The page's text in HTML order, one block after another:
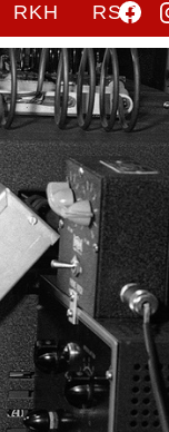
RKH RSO